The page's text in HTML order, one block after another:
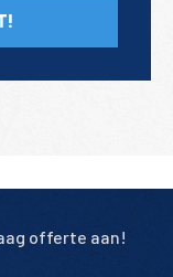
offerte aan!